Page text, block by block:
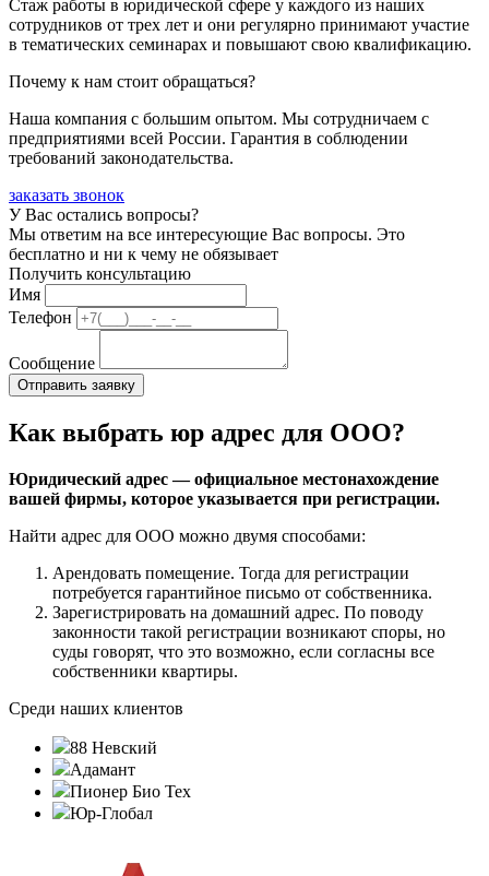
Стаж работы в юридической сфере у каждого из наших
сотрудников от трех лет и они регулярно принимают участие
в тематических семинарах и повышают свою квалификацию.
Почему к нам стоит обращаться?
Наша компания с большим опытом. Мы сотрудничаем с
предприятиями всей России. Гарантия в соблюдении
требований законодательства.
заказать звонок
У Вас остались вопросы?
Мы ответим на все интересующие Вас вопросы. Это
бесплатно и ни к чему не обязывает
Получить консультацию
Имя
Телефон
Сообщение
Как выбрать юр адрес для ООО?
Юридический адрес — официальное местонахождение
вашей фирмы, которое указывается при регистрации.
Найти адрес для ООО можно двумя способами:
Арендовать помещение. Тогда для регистрации
потребуется гарантийное письмо от собственника.
Зарегистрировать на домашний адрес. По поводу
законности такой регистрации возникают споры, но
суды говорят, что это возможно, если согласны все
собственники квартиры.
Среди наших клиентов
88 Невский
Адамант
Пионер Био Тех
Юр-Глобал